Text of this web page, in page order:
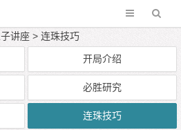
讲座 >连珠技巧
开局介绍
必胜研究
连珠技巧